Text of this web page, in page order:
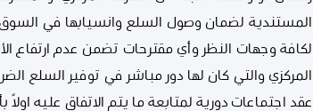
المستندية لضمان وصول السلع وانسيابها في
لكافة وجهات النظر وأي مقترحات تضمن عدم ارتفاع
المركزي والتي كان لها دور مباشر في توفير السلع
عقد اجتماعات دورية لمتابعة ما يتم الاتفاق عليه